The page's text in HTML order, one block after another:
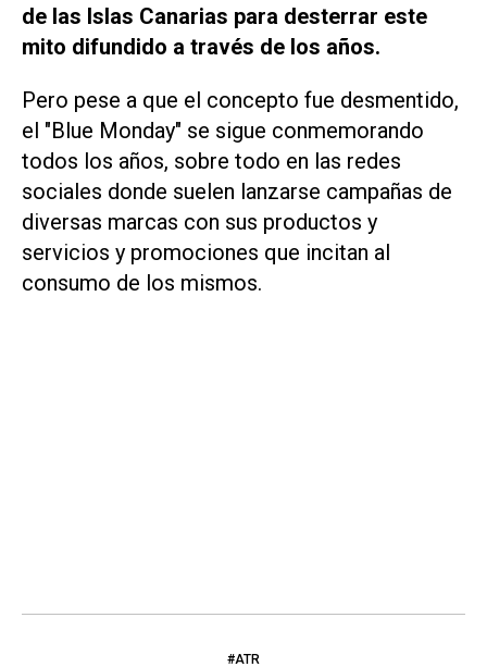
de las Islas Canarias para desterrar este
mito difundido a través de los años.
Pero pese a que el concepto fue desmentido,
el "Blue Monday" se sigue conmemorando
todos los años, sobre todo en las redes
sociales donde suelen lanzarse campañas de
diversas marcas con sus productos y
servicios y promociones que incitan al
consumo de los mismos.
#ATR